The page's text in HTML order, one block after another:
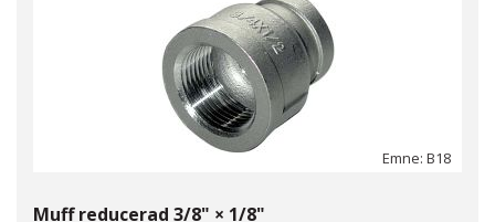
Emne: B18
Muff reducerad 3/8" × 1/8"